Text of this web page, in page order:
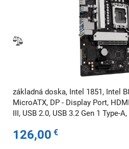
základná doska, Intel 1851, Intel
MicroATX, DP - Display Port,
III, USB 2.0, USB 3.2 Gen 1 Type-
126,00 €